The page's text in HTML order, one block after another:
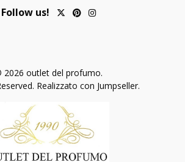
Follow us!
2026 outlet del profumo.
Realizzato con Jumpseller.